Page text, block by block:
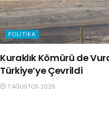
POLITIKA
Kuraklık Kömürü de
Türkiye’ye Çevrildi
7 AĞUSTOS 2026